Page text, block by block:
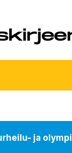
ja